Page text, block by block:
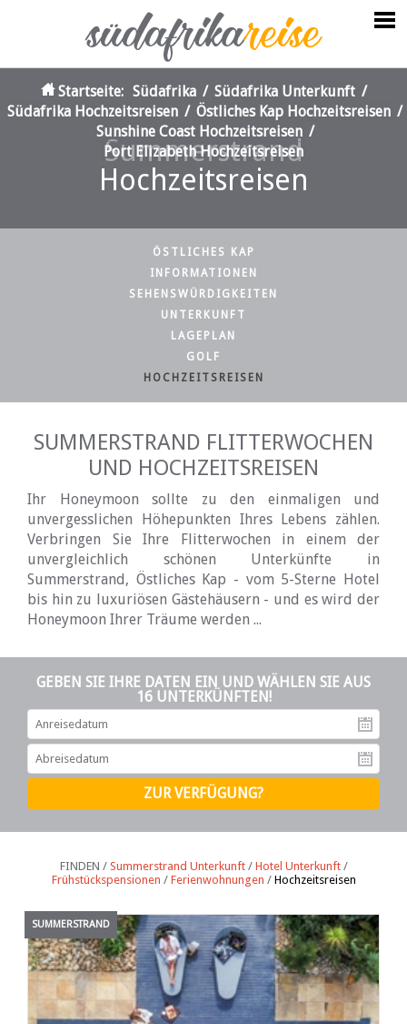
Summerstrand
Hochzeitsreisen
Startseite: Südafrika / Südafrika Unterkunft /
Südafrika Hochzeitsreisen / Östliches Kap Hochzeitsreisen /
Sunshine Coast Hochzeitsreisen /
Port Elizabeth Hochzeitsreisen
ÖSTLICHES KAP
INFORMATIONEN
SEHENSWÜRDIGKEITEN
UNTERKUNFT
LAGEPLAN
GOLF
HOCHZEITSREISEN
SUMMERSTRAND FLITTERWOCHEN
UND HOCHZEITSREISEN
Ihr Honeymoon sollte zu den einmaligen und
unvergesslichen Höhepunkten Ihres Lebens zählen.
Verbringen Sie Ihre Flitterwochen in einem der
unvergleichlich schönen Unterkünfte in
Summerstrand, Östliches Kap - vom 5-Sterne Hotel
bis hin zu luxuriösen Gästehäusern - und es wird der
Honeymoon Ihrer Träume werden ...
GEBEN SIE IHRE DATEN EIN UND WÄHLEN SIE AUS
16 UNTERKÜNFTEN!
FINDEN / Summerstrand Unterkunft/ Hotel Unterkunft/
Frühstückspensionen / Ferienwohnungen / Hochzeitsreisen
SUMMERSTRAND